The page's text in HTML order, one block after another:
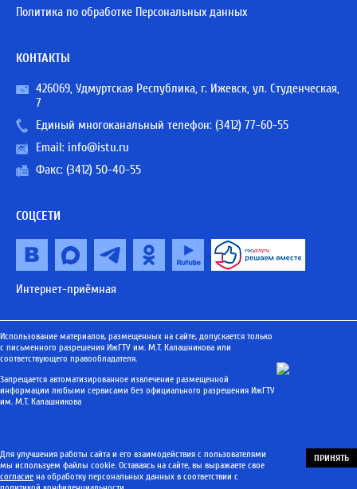
Политика по обработке Персональных данных
КОНТАКТЫ
426069, Удмуртская Республика, г. Ижевск, ул. Студенческая,
7
Единый многоканальный телефон: (3412) 77-60-55
Email: info@istu.ru
Факс: (3412) 50-40-55
СОЦСЕТИ
Интернет-приёмная
Использование материалов, размещенных на сайте, допускается только
с письменного разрешения ИжГТУ им. М.Т. Калашникова или
соответствующего правообладателя.
Запрещается автоматизированное извлечение размещенной
информации любыми сервисами без официального разрешения ИжГТУ
им. М.Т. Калашникова
Для улучшения работы сайта и его взаимодействия с пользователями
мы используем файлы cookie. Оставаясь на сайте, вы выражаете свое
согласие на обработку персональных данных в соответствии с
ПРИНЯТЬ